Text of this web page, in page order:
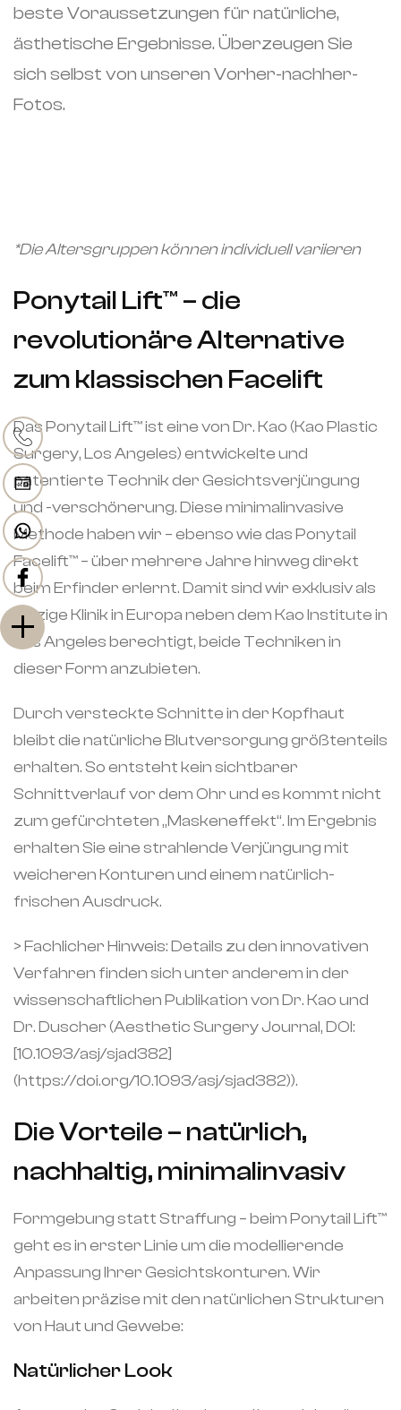
beste Voraussetzungen für natürliche,
ästhetische Ergebnisse. Überzeugen Sie
sich selbst von unseren Vorher-nachher-
Fotos.
*Die Altersgruppen können individuell variieren
Ponytail Lift™️ – die
revolutionäre Alternative
zum klassischen Facelift
Das Ponytail Lift™️ ist eine von Dr. Kao (Kao Plastic
Surgery, Los Angeles) entwickelte und
patentierte Technik der Gesichtsverjüngung
und -verschönerung. Diese minimalinvasive
Methode haben wir – ebenso wie das Ponytail
Facelift™️ – über mehrere Jahre hinweg direkt
beim Erfinder erlernt. Damit sind wir exklusiv als
einzige Klinik in Europa neben dem Kao Institute in
Los Angeles berechtigt, beide Techniken in
dieser Form anzubieten.
Durch versteckte Schnitte in der Kopfhaut
bleibt die natürliche Blutversorgung größtenteils
erhalten. So entsteht kein sichtbarer
Schnittverlauf vor dem Ohr und es kommt nicht
zum gefürchteten „Maskeneffekt“. Im Ergebnis
erhalten Sie eine strahlende Verjüngung mit
weicheren Konturen und einem natürlich-
frischen Ausdruck.
> Fachlicher Hinweis: Details zu den innovativen
Verfahren finden sich unter anderem in der
wissenschaftlichen Publikation von Dr. Kao und
Dr. Duscher (Aesthetic Surgery Journal, DOI:
[10.1093/asj/sjad382]
(https://doi.org/10.1093/asj/sjad382)).
Die Vorteile – natürlich,
nachhaltig, minimalinvasiv
Formgebung statt Straffung – beim Ponytail Lift™️
geht es in erster Linie um die modellierende
Anpassung Ihrer Gesichtskonturen. Wir
arbeiten präzise mit den natürlichen Strukturen
von Haut und Gewebe:
Natürlicher Look